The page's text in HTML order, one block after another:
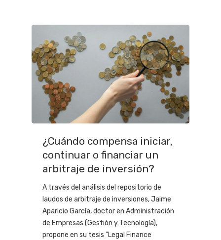
¿Cuándo compensa iniciar,
continuar o financiar un
arbitraje de inversión?
A través del análisis del repositorio de
laudos de arbitraje de inversiones, Jaime
Aparicio García, doctor en Administración
de Empresas (Gestión y Tecnología),
propone en su tesis "Legal Finance